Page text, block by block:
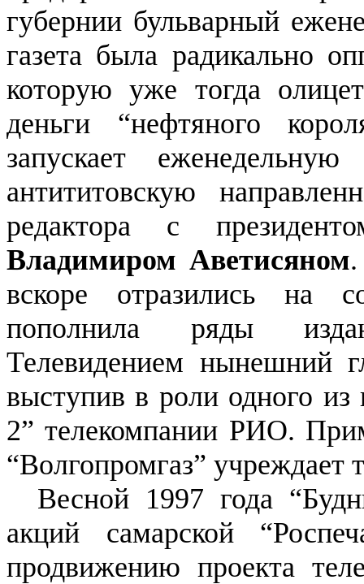
губернии бульварный
газета была радикально
которую уже тогда
деньги “нефтяного
запускает
антититовскую
редактора с
Владимиром Аветисяном
вскоре отразились на
пополнила ряды
Телевидением нынешний
выступив в роли одного
2” телекомпании РИО.
“Волгопромгаз” учреждает
Весной 1997 года
акций самарской
продвижению проекта